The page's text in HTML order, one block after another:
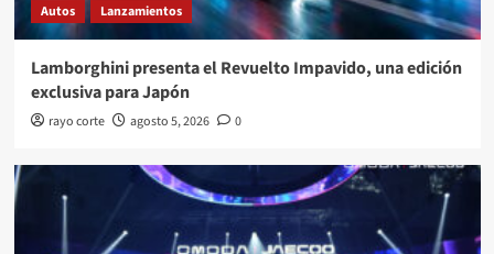
Autos Lanzamientos
Lamborghini presenta el Revuelto Impavido, una edición
exclusiva para Japón
rayo corte agosto 5, 2026 0